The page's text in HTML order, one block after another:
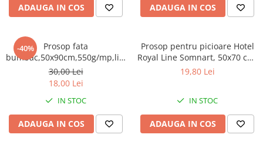
Bumbac satinat
Bumbac policoton
Compatibile cu saltea
90x200cm
100x200cm
120x200cm
140x200cm
160x200cm
180x200cm
ADAUGA IN COS ADAUGA IN COS
-40%
Prosop fata
bumbac,50x90cm,550g/mp,linii,alb-
G064
30,00 Lei
18,00 Lei
IN STOC
ADAUGA IN COS
Prosop pentru picioare Hotel
Royal Line Somnart, 50x70 cm,
100% bumbac, 550 GSM
19,80 Lei
IN STOC
ADAUGA IN COS